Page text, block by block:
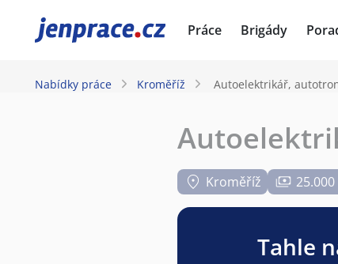
JenPráce.cz Práce Brigády
Nabídky práce Kroměříž Autoelektrikář,
Kroměříž 25.000
Tahle